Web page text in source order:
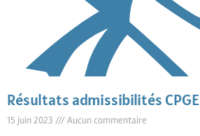
Résultats admissibilités
15 juin 2023
Aucun commentaire